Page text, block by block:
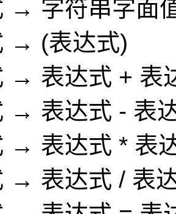
→ 字符串字面
→ (表达式)
→ 表达式 + 表
→ 表达式 - 表
→ 表达式 * 表
→ 表达式 / 表